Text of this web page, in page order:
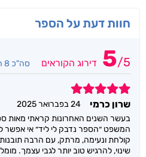
חוות דעת על הספר
5/5 דירוג הקוראים סה"כ 8 חוות דעת
5
שרון כרמי
24 בפברואר 2025
בעשר השנים האחרונות קראתי מאות
המשפט ״הספר נדבק לי ליד״ אי אפשר
קולחת ונעימה, מרתק, עם הרבה
שינוי, להרגיש טוב יותר לגבי עצמך.